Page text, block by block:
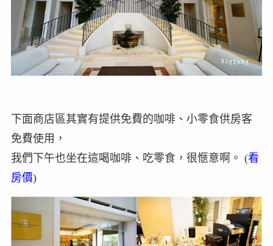
下面商店區其實有提供免費的咖啡、小零食供房客
免費使用，
我們下午也坐在這喝咖啡、吃零食，很愜意啊。 (看
房價)